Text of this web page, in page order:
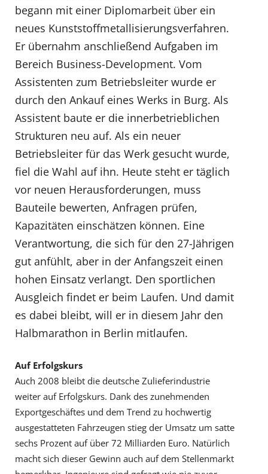
begann mit einer Diplomarbeit über ein
neues Kunststoffmetallisierungsverfahren.
Er übernahm anschließend Aufgaben im
Bereich Business-Development. Vom
Assistenten zum Betriebsleiter wurde er
durch den Ankauf eines Werks in Burg. Als
Assistent baute er die innerbetrieblichen
Strukturen neu auf. Als ein neuer
Betriebsleiter für das Werk gesucht wurde,
fiel die Wahl auf ihn. Heute steht er täglich
vor neuen Herausforderungen, muss
Bauteile bewerten, Anfragen prüfen,
Kapazitäten einschätzen können. Eine
Verantwortung, die sich für den 27-Jährigen
gut anfühlt, aber in der Anfangszeit einen
hohen Einsatz verlangt. Den sportlichen
Ausgleich findet er beim Laufen. Und damit
es dabei bleibt, will er in diesem Jahr den
Halbmarathon in Berlin mitlaufen.
Auf Erfolgskurs
Auch 2008 bleibt die deutsche Zulieferindustrie
weiter auf Erfolgskurs. Dank des zunehmenden
Exportgeschäftes und dem Trend zu hochwertig
ausgestatteten Fahrzeugen stieg der Umsatz um satte
sechs Prozent auf über 72 Milliarden Euro. Natürlich
macht sich dieser Gewinn auch auf dem Stellenmarkt